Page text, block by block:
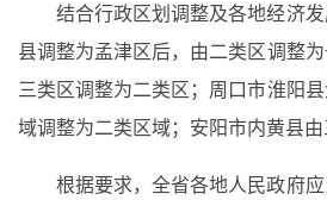
结合行政区划调整及各地经济
县调整为孟津区后，由二类区调整
三类区调整为二类区；周口市淮阳
域调整为二类区域；安阳市内黄县由
根据要求，全省各地人民政府